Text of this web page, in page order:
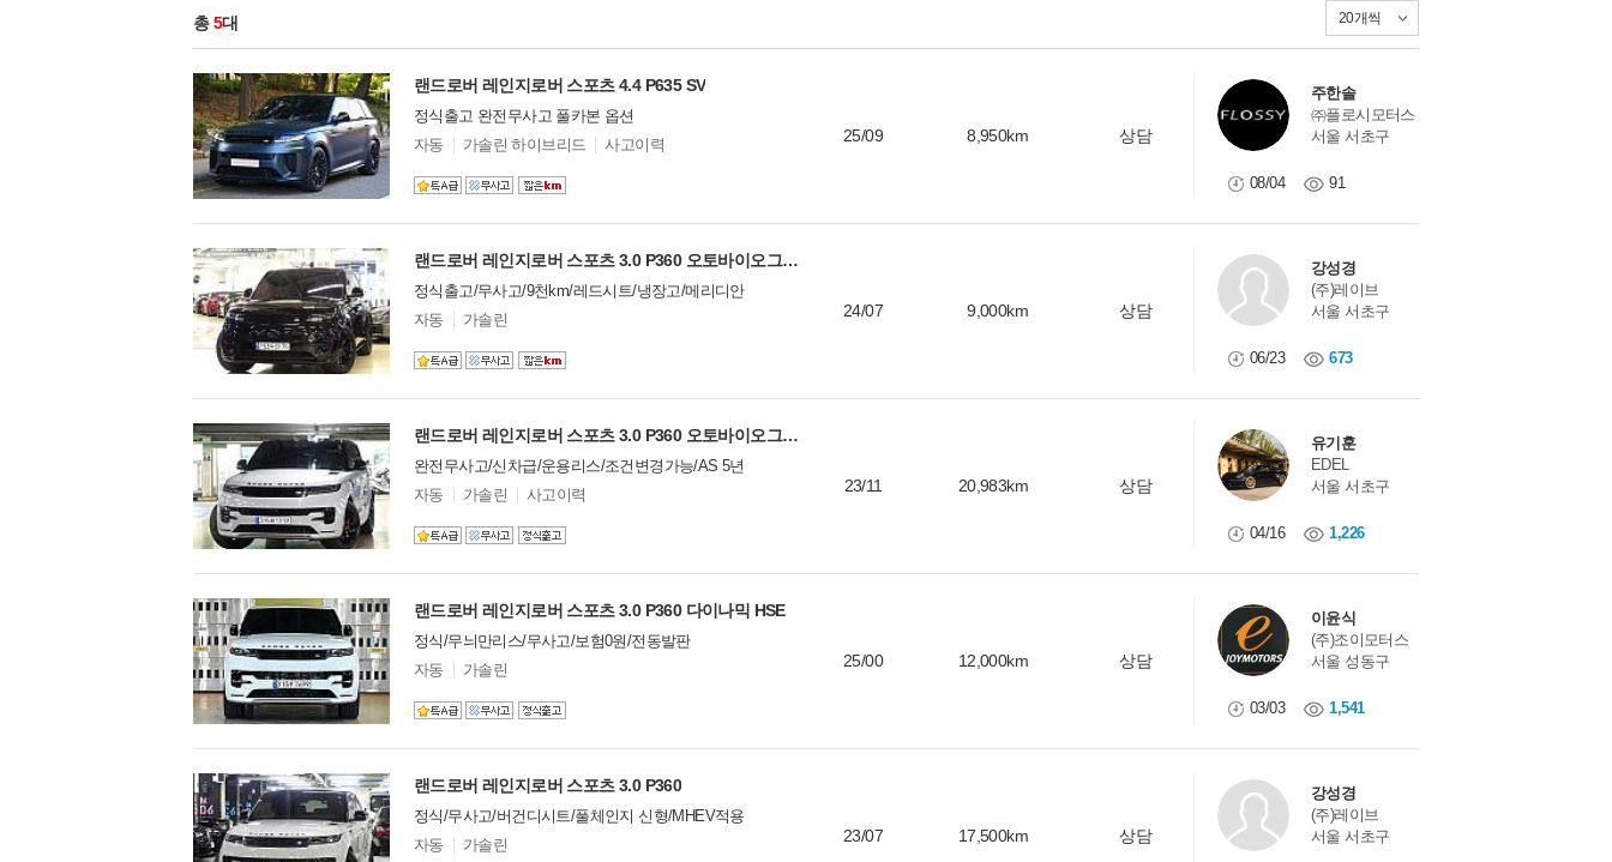
DS
닛산
7
다이하쓰
0
닷지
28
동펑
란치아
0
람보르기니
104
랜드로버
로버
1
로터스
2
롤스로이스
123
르노
0
링컨
마이바흐
5
마세라티
32
마쯔다
0
맥라렌
머큐리
모건
1
벤틀리
89
볼보
9
북기은상
0
부가티
뷰익
0
비이스만
0
사브
선롱
새턴
0
스마트
3
총5대
랜드로버 레인지로버 스포츠 4.4 P635 SV
정식출고 완전무사고 풀카본 옵션
모
옵
션
자동 가솔린 하이브리드 사고이력 25/09 8,950km 상담
주한솔
㈜플로시모터스
서울 서초구
08/04 91
랜드로버 레인지로버 스포츠 3.0 P360 오토바이오그래피
정식출고/무사고/9천km/레드시트/냉장고/메리디안
모
옵
션
자동 가솔린 24/07 9,000km 상담
강성경
(주)레이브
서울 서초구
06/23 673
랜드로버 레인지로버 스포츠 3.0 P360 오토바이오그래피
완전무사고/신차급/운용리스/조건변경가능/AS 5년
모
옵
션
자동 가솔린 사고이력 23/11 20,983km 상담
유기훈
EDEL
서울 서초구
04/16 1,226
랜드로버 레인지로버 스포츠 3.0 P360 다이나믹 HSE
정식/무늬만리스/무사고/보험0원/전동발판
모
옵
션
자동 가솔린 25/00 12,000km 상담
이윤식
(주)조이모터스
서울 성동구
03/03 1,541
랜드로버 레인지로버 스포츠 3.0 P360
정식/무사고/버건디시트/풀체인지 신형/MHEV적용
모
자동 가솔린 23/07 17,500km 상담
강성경
(주)레이브
서울 서초구